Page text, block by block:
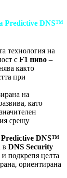
Predictive DNS™
технология на
с F1 ниво –
както
при
на
като
срещу
Predictive DNS™
в DNS Security
и подкрепя целта
ориентирана